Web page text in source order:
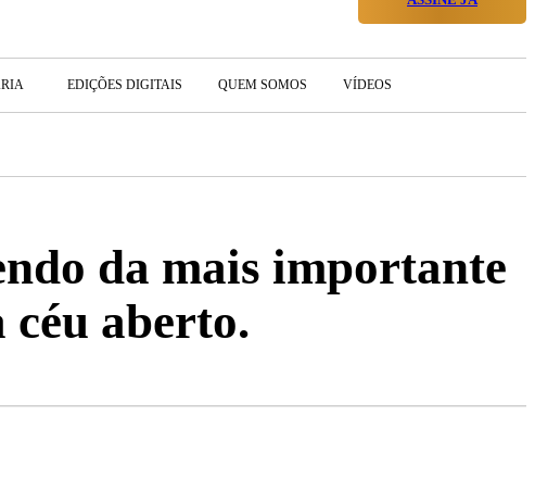
EDIÇÕES DIGITAIS QUEM SOMOS VÍDEOS
da mais importante
aberto.